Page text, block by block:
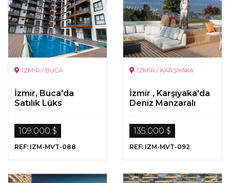
İZMİR / BUCA
İzmir, Buca'da
Satılık Lüks
109.000 $
REF: IZM-MVT-088
İZMİR / KARŞIYAKA
İzmir , Karşıyaka'da
Deniz Manzaralı
135.000 $
REF: IZM-MVT-092